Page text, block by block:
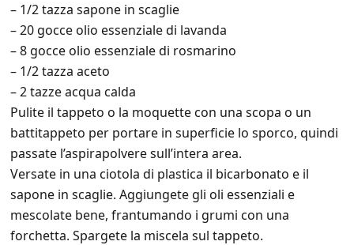
– 1/2 tazza sapone in scaglie
– 20 gocce olio essenziale di lavanda
– 8 gocce olio essenziale di rosmarino
– 1/2 tazza aceto
– 2 tazze acqua calda
Pulite il tappeto o la moquette con una scopa o un
battitappeto per portare in superficie lo sporco, quindi
passate l’aspirapolvere sull’intera area.
Versate in una ciotola di plastica il bicarbonato e il
sapone in scaglie. Aggiungete gli oli essenziali e
mescolate bene, frantumando i grumi con una
forchetta. Spargete la miscela sul tappeto.